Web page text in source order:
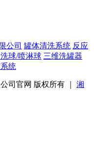
公司 罐体清洗系统 反应
球/喷淋球 三维洗罐器
统
司官网 版权所有 ｜ 湘